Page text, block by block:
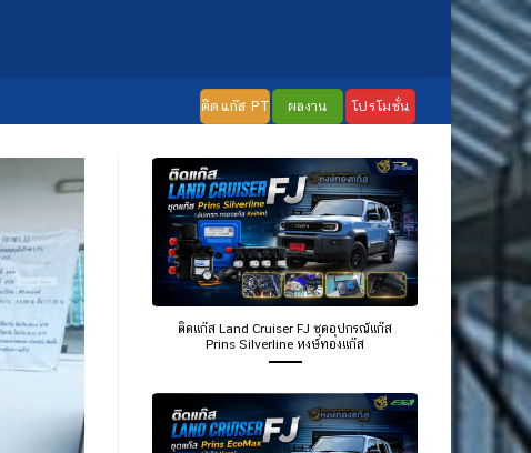
ติดแก๊ส PT ผลงาน โปรโมชั่น
ติดแก๊ส Land Cruiser FJ ชุดอุปกรณ์แก๊ส
Prins Silverline หงษ์ทองแก๊ส